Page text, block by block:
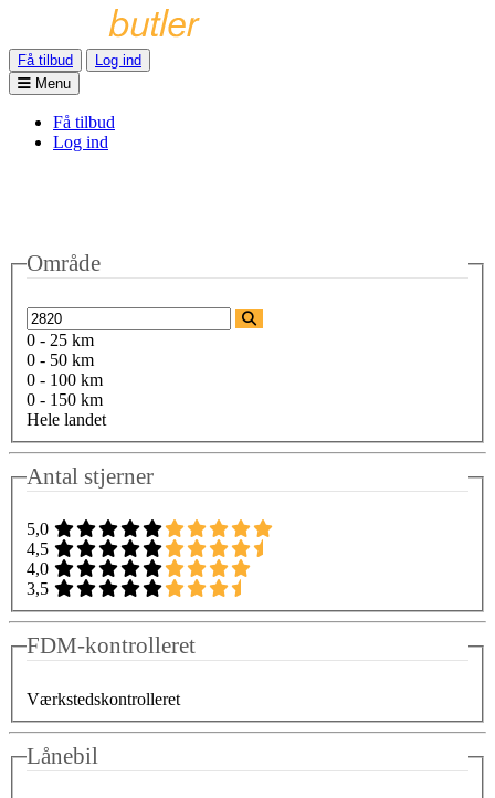
Få tilbud
Log ind
Menu
Få tilbud
Log ind
Område
0 - 25 km
0 - 50 km
0 - 100 km
0 - 150 km
Hele landet
Antal stjerner
5,0
4,5
4,0
3,5
FDM-kontrolleret
Værkstedskontrolleret
Lånebil